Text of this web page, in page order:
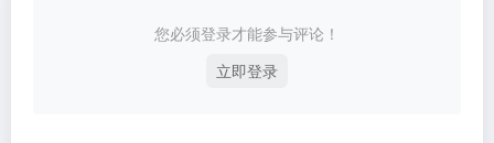
您必须登录才能参与评论！
立即登录